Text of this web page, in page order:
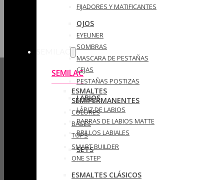
FIJADORES Y MATIFICANTES
OJOS
EYELINER
SOMBRAS
MASCARA DE PESTAÑAS
CEJAS
PESTAÑAS POSTIZAS
LABIOS
LÁPIZ DE LABIOS
BARRAS DE LABIOS MATTE
BRILLOS LABIALES
SETS
SEMILAC
ESMALTES
SEMIPERMANENTES
COLORES
BASES
TOPS
SMART BUILDER
ONE STEP
ESMALTES CLÁSICOS